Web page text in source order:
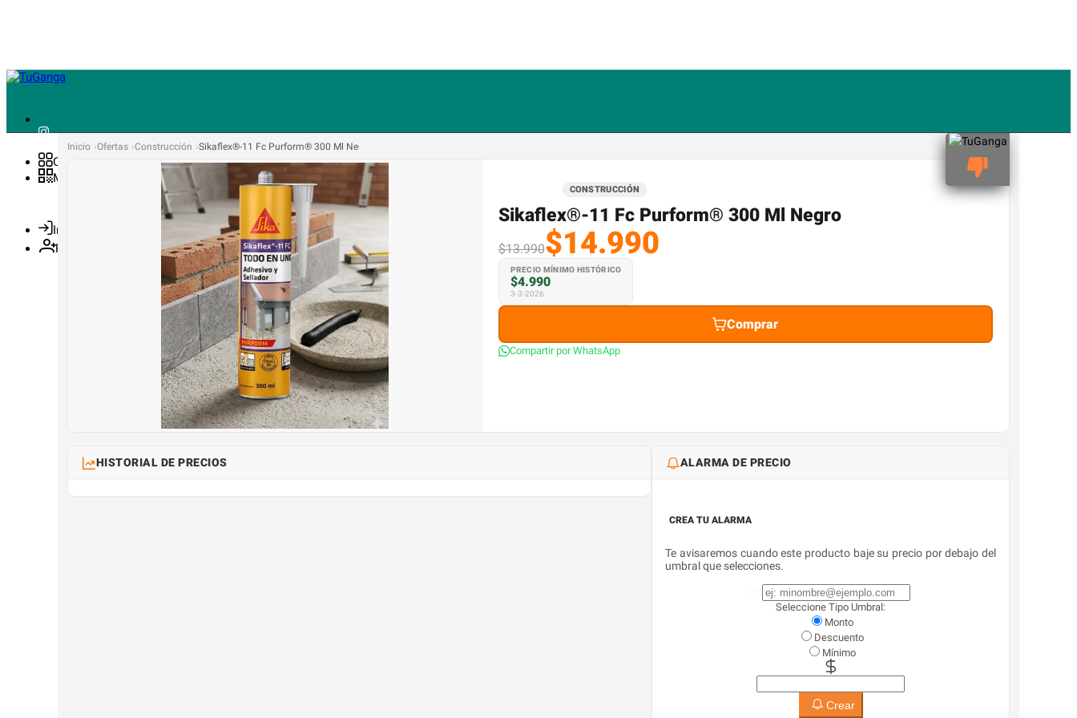
Ofertas
Mínimos
Ingresa
Regístrate
Inicio Ofertas Construcción Sikaflex®-11 Fc Purform® 300 Ml Negro
CONSTRUCCIÓN
Sikaflex®-11 Fc Purform® 300 Ml Negro
$13.990$14.990
PRECIO MÍNIMO HISTÓRICO
$4.990
3-3-2026
Comprar
Compartir por WhatsApp
HISTORIAL DE PRECIOS ALARMA DE PRECIO
CREA TU ALARMA
Te avisaremos cuando este producto baje su precio por debajo del
umbral que selecciones.
Seleccione Tipo Umbral:
Monto
Descuento
Mínimo
Crear